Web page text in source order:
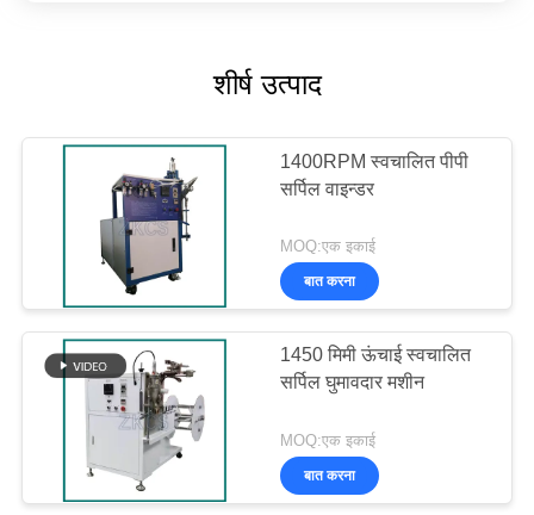
शीर्ष उत्पाद
1400RPM स्वचालित पीपी
सर्पिल वाइन्डर
MOQ:एक इकाई
बात करना
1450 मिमी ऊंचाई स्वचालित
सर्पिल घुमावदार मशीन
MOQ:एक इकाई
बात करना